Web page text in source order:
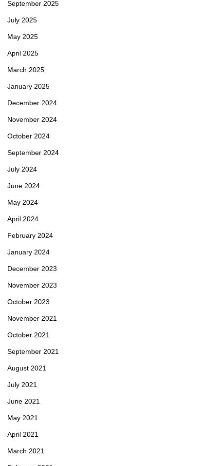
September 2025
July 2025
May 2025
April 2025
March 2025
January 2025
December 2024
November 2024
October 2024
September 2024
July 2024
June 2024
May 2024
April 2024
February 2024
January 2024
December 2023
November 2023
October 2023
November 2021
October 2021
September 2021
August 2021
July 2021
June 2021
May 2021
April 2021
March 2021